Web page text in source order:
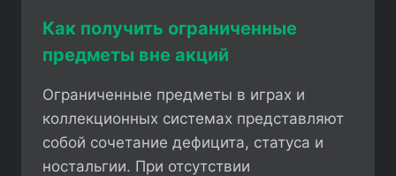
Как получить ограниченные
предметы вне акций
Ограниченные предметы в играх и
коллекционных системах представляют
собой сочетание дефицита, статуса и
ностальгии. При отсутствии